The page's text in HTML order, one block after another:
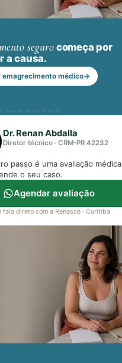
segurocomeça por
a causa.
emagrecimento médico→
Renan Abdalla, CRM-PR 42232
Dr. Renan Abdalla
Diretor técnico · CRM-PR 42232
passo é uma avaliação médica
o seu caso.
Agendar avaliação
fala direto com a Renasce · Curitiba